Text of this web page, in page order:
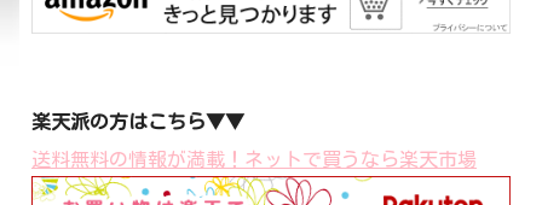
楽天派の方はこちら▼▼
送料無料の情報が満載！ネットで買うなら楽天市場